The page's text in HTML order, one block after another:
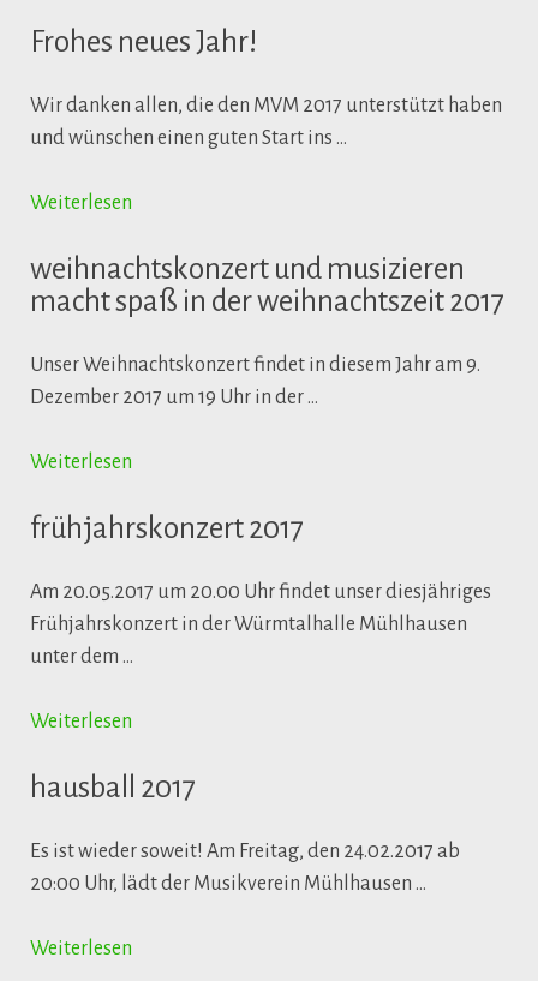
Frohes neues Jahr!
Wir danken allen, die den MVM 2017 unterstützt haben
und wünschen einen guten Start ins …
Weiterlesen
weihnachtskonzert und musizieren
macht spaß in der weihnachtszeit 2017
Unser Weihnachtskonzert findet in diesem Jahr am 9.
Dezember 2017 um 19 Uhr in der …
Weiterlesen
frühjahrskonzert 2017
Am 20.05.2017 um 20.00 Uhr findet unser diesjähriges
Frühjahrskonzert in der Würmtalhalle Mühlhausen
unter dem …
Weiterlesen
hausball 2017
Es ist wieder soweit! Am Freitag, den 24.02.2017 ab
20:00 Uhr, lädt der Musikverein Mühlhausen …
Weiterlesen